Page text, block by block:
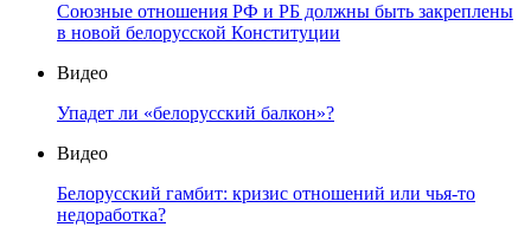
Союзные отношения РФ и РБ должны быть закреплены
в новой белорусской Конституции
Видео
Упадет ли «белорусский балкон»?
Видео
Белорусский гамбит: кризис отношений или чья-то
недоработка?